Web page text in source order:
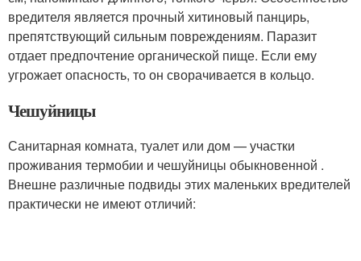
вредителя является прочный хитиновый панцирь,
препятствующий сильным повреждениям. Паразит
отдает предпочтение органической пище. Если ему
угрожает опасность, то он сворачивается в кольцо.
Чешуйницы
Санитарная комната, туалет или дом — участки
проживания термобии и чешуйницы обыкновенной .
Внешне различные подвиды этих маленьких вредителей
практически не имеют отличий: